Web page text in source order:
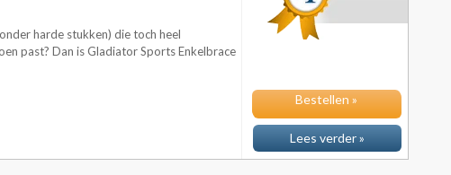
harde stukken) die toch heel
past? Dan is Gladiator Sports Enkelbrace
Bestellen »
Lees verder »